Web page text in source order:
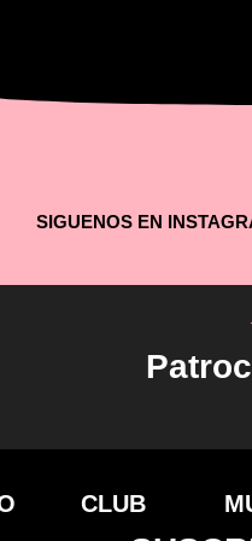
SIGUENOS EN
CLUB